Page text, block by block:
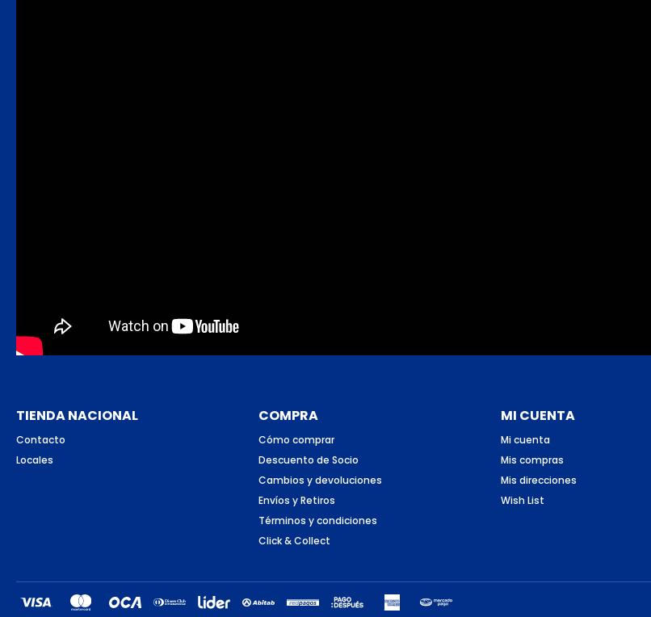
TIENDA NACIONAL
Contacto
Locales
COMPRA
Cómo comprar
Descuento de Socio
Cambios y devoluciones
Envíos y Retiros
Términos y condiciones
Click & Collect
MI CUENTA
Mi cuenta
Mis compras
Mis direcciones
Wish List